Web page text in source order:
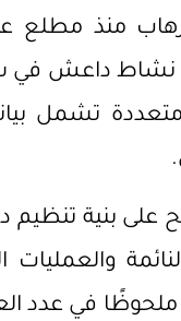
نشاط داعش
مصادر متعددة
بنية تنظيم
والعمليات